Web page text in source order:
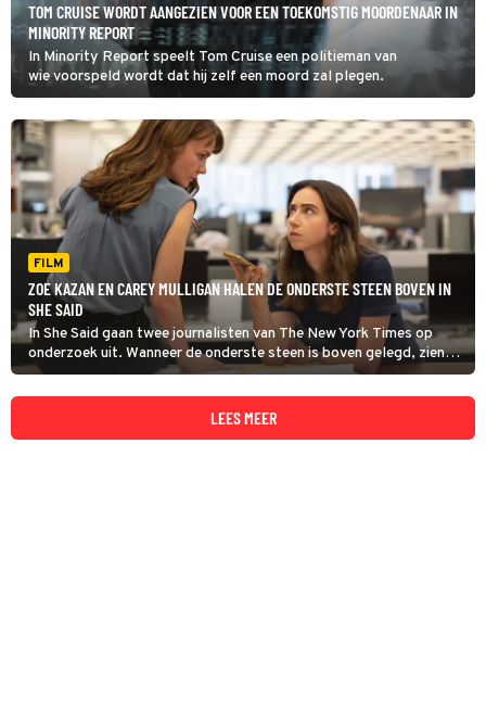
TOM CRUISE WORDT AANGEZIEN VOOR EEN TOEKOMSTIG MOORDENAAR IN
MINORITY REPORT
In Minority Report speelt Tom Cruise een politieman van
wie voorspeld wordt dat hij zelf een moord zal plegen.
FILM
ZOE KAZAN EN CAREY MULLIGAN HALEN DE ONDERSTE STEEN BOVEN IN
SHE SAID
In She Said gaan twee journalisten van The New York Times op
onderzoek uit. Wanneer de onderste steen is boven gelegd, zien
we de geboorte van de #MeToo-beweging.
LEES MEER